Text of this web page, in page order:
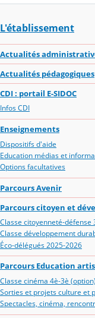
L'établissement
Actualités
Actualités pédagogiques
CDI : portail E-SIDOC
Infos CDI
Enseignements
Dispositifs d'aide
Education médias et
Options facultatives
Parcours Avenir
Parcours citoyen et
Classe citoyenneté-défense
Classe développement
Éco-délégués 2025-2026
Parcours Education
Classe cinéma 4è-3è (option)
Sorties et projets culture et
Spectacles, cinéma,